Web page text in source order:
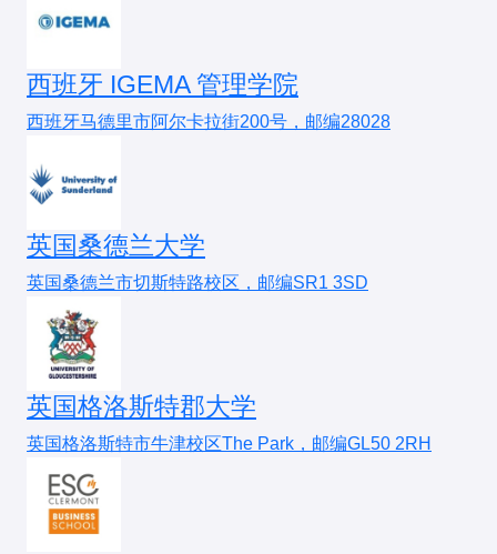
导师联系
8月前邮件联系意向导师（附研究计划），部分
院校导师有招生话语权
关注B区院校（如云南师大、贵州师大）的心理
六、2024年预测趋势
分数线
（受扩招影响）
组扩招明显
调剂难度：A区心理学调剂竞争加剧，建议优先考虑
B区
北京大学
北京师范大学（发展心理学、教育心理学最强）
华东师范大学（基础心理学、应用心理学突出）
报考难度
学霸冲刺
2. 性价比院校（学科评估B+以上）
西南大学
浙江大学
中山大学（社会心理学、健康心理学）
华中师范大学（教育心理学、咨询心理学）
报考难度：复试线接近国家线，统考名额较多，适合中等
水平考生
需补足心理学基础理论。
文科背景需重点突破实验心理学和心理统计。
基础心理学就业偏重
教育机构 ：心理学教师、教育咨询师。
企业研究部门
继续深造
五、注意事项
院校选择
关注导师研究方向（如北大的认知神经科学、北
西班牙 IGEMA 管理学院
西班牙马德里市阿尔卡拉街200号，邮编28028
英国桑德兰大学
英国桑德兰市切斯特路校区，邮编SR1 3SD
英国格洛斯特郡大学
英国格洛斯特市牛津校区The Park，邮编GL50 2RH